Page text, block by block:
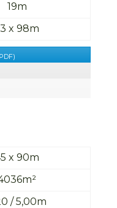
19m
x 98m
x 90m
/ 5,00m